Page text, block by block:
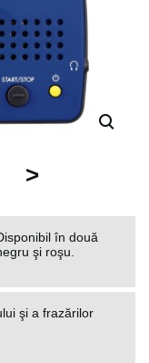
>
în două
şi roşu.
şi a frazărilor